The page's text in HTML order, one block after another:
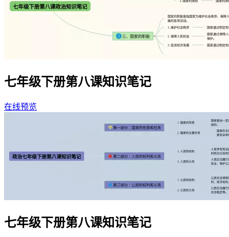
七年级下册第八课知识笔记
在线预览
七年级下册第八课知识笔记